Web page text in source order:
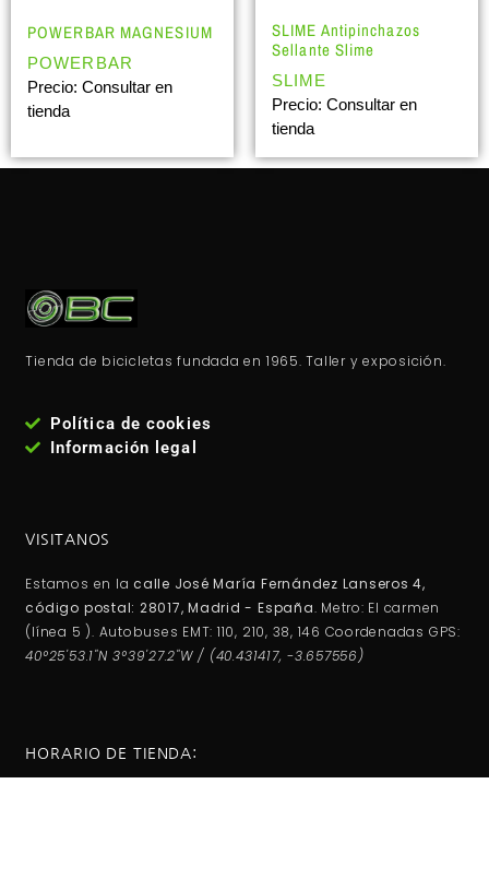
POWERBAR MAGNESIUM
POWERBAR
Precio: Consultar en
tienda
SLIME Antipinchazos
Sellante Slime
SLIME
Precio: Consultar en
tienda
Tienda de bicicletas fundada en 1965. Taller y exposición.
Política de cookies
Información legal
VISITANOS
Estamos en la calle José María Fernández Lanseros 4,
código postal: 28017, Madrid - España. Metro: El carmen
(línea 5 ). Autobuses EMT: 110, 210, 38, 146 Coordenadas GPS:
40°25'53.1"N 3°39'27.2"W / (40.431417, -3.657556)
HORARIO DE TIENDA: